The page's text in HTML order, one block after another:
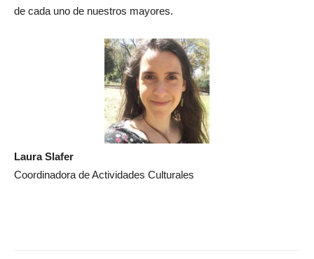
de cada uno de nuestros mayores.
Laura Slafer
Coordinadora de Actividades Culturales